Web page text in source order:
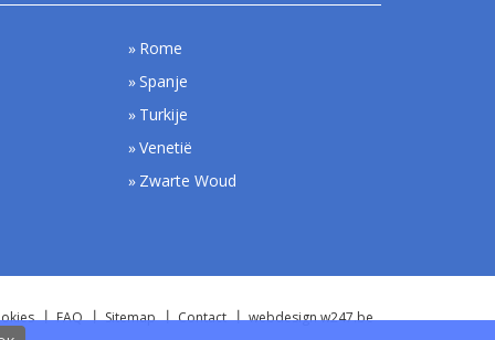
Rome
Spanje
Turkije
Venetië
Zwarte Woud
FAQ Sitemap Contact
webdesign w247.be